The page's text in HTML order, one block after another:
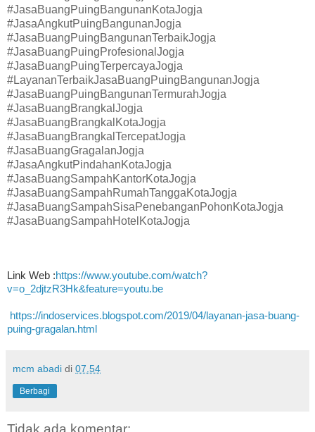
#JasaBuangPuingBangunanKotaJogja
#JasaAngkutPuingBangunanJogja
#JasaBuangPuingBangunanTerbaikJogja
#JasaBuangPuingProfesionalJogja
#JasaBuangPuingTerpercayaJogja
#LayananTerbaikJasaBuangPuingBangunanJogja
#JasaBuangPuingBangunanTermurahJogja
#JasaBuangBrangkalJogja
#JasaBuangBrangkalKotaJogja
#JasaBuangBrangkalTercepatJogja
#JasaBuangGragalanJogja
#JasaAngkutPindahanKotaJogja
#JasaBuangSampahKantorKotaJogja
#JasaBuangSampahRumahTanggaKotaJogja
#JasaBuangSampahSisaPenebanganPohonKotaJogja
#JasaBuangSampahHotelKotaJogja
Link Web :https://www.youtube.com/watch?
v=o_2djtzR3Hk&feature=youtu.be
https://indoservices.blogspot.com/2019/04/layanan-jasa-buang-
puing-gragalan.html
mcm abadi di 07.54
Berbagi
Tidak ada komentar: